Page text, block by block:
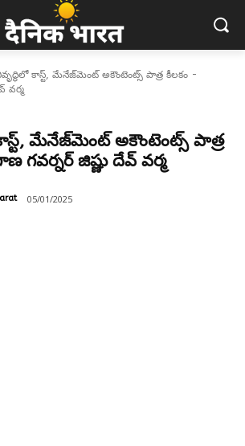
కాస్ట్, మేనేజ్‌మెంట్ అకౌంటెంట్స్ పాత్ర కీలకం -
వర్మ
మేనేజ్‌మెంట్ అకౌంటెంట్స్ పాత్ర
గవర్నర్ జిష్ణు దేవ్ వర్మ
05/01/2025